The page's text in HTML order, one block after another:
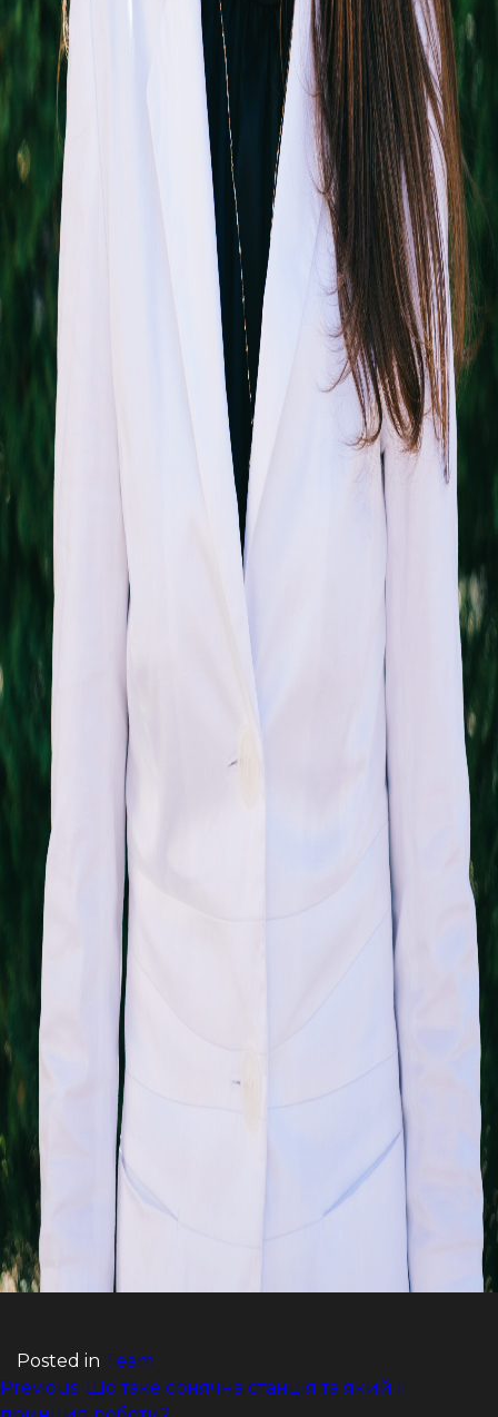
Posted in Team
НАВІГАЦІЯ
Previous: Що таке сонячна станція та який її